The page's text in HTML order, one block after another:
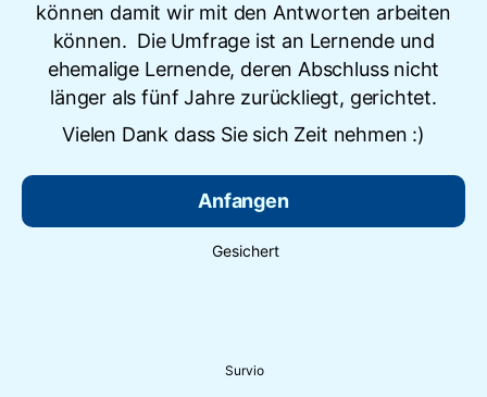
können damit wir mit den Antworten arbeiten
können. Die Umfrage ist an Lernende und
ehemalige Lernende, deren Abschluss nicht
länger als fünf Jahre zurückliegt, gerichtet.
Vielen Dank dass Sie sich Zeit nehmen :)
Anfangen
Gesichert
Survio